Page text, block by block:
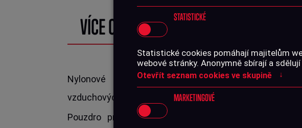
STATISTICKÉ
Statistické cookies pomáhají majitelům
webové stránky. Anonymně sbírají a
Otevřít seznam cookies ve skupině ↓
MARKETINGOVÉ
VÍCE O PRODUKTU
Nylonové pouzdro Gamo pro dlouhé zbraně od
vzduchových zbraní GAMO.
Pouzdro pro dlouhé zbraně Gamo má černo-